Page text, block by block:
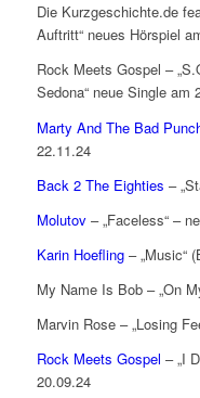
Die Kurzgeschichte.de
Auftritt“ neues Hörspiel
Rock Meets Gospel –
Sedona“ neue Single am
Marty And The Bad
22.11.24
Back 2 The Eighties –
Molutov – „Faceless“ –
Karin Hoefling– „Music“
My Name Is Bob – „On
Marvin Rose – „Losing
Rock Meets Gospel – „I
20.09.24